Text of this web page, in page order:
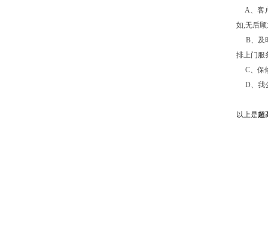
A、客
如,无后
B、及
排上门服
C、保
D、我
以上是超